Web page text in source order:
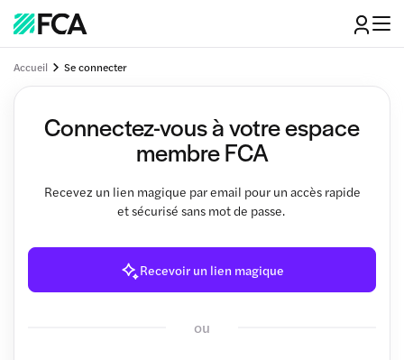
Accueil Se connecter
Connectez-vous à votre espace
membre FCA
Recevez un lien magique par email pour un accès rapide
et sécurisé sans mot de passe.
Recevoir un lien magique
ou